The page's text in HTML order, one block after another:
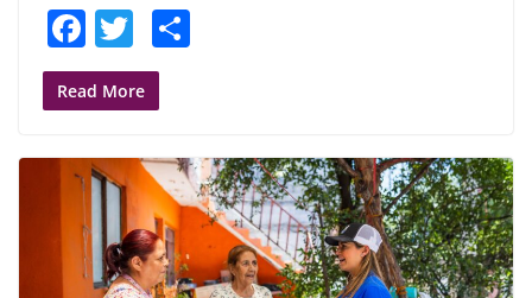
F
a
c
b
o
o
T
w
itt
Read More